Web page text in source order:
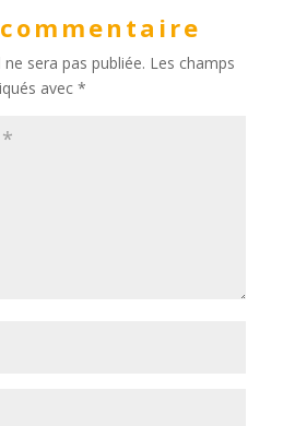
sera pas publiée. Les champs
avec *